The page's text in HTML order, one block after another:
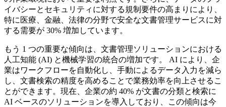
イバシーとセキュリティに対する規制要件の高まりにより、
特に医療、金融、法律の分野で安全な文書管理サービスに対
する需要が 30% 増加しています。
もう 1 つの重要な傾向は、文書管理ソリューションにおける
人工知能 (AI) と機械学習の統合の増加です。 AI により、企
業はワークフローを自動化し、手動によるデータ入力を減ら
し、文書検索の精度を高めることで業務効率を向上させるこ
とができます。現在、企業の約 40% が文書の分類と検索に
AI ベースのソリューションを導入しており、この傾向は今